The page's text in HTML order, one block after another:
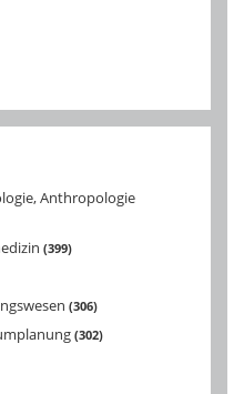
Anthropologie
399
306
302